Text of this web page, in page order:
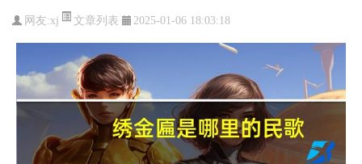
网友:xj 文章列表 2025-01-06 18:03:18